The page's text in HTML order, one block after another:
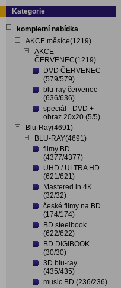
Kategorie
kompletní nabídka
AKCE měsíce(1219)
AKCE
ČERVENEC(1219)
DVD ČERVENEC
(579/579)
blu-ray červenec
(636/636)
speciál - DVD +
obraz 20x20 (5/5)
Blu-Ray(4691)
BLU-RAY(4691)
filmy BD
(4377/4377)
UHD / ULTRA HD
(621/621)
Mastered in 4K
(32/32)
české filmy na BD
(174/174)
BD steelbook
(622/622)
BD DIGIBOOK
(30/30)
3D blu-ray
(435/435)
music BD (236/236)